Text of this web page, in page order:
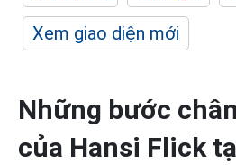
Xem giao diện mới
Những bước
của Hansi Flick